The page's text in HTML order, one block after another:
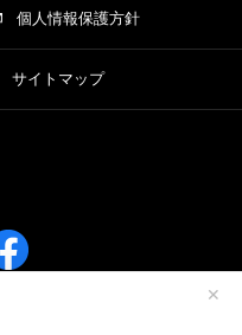
✕
個人情報保護方針
サイトマップ